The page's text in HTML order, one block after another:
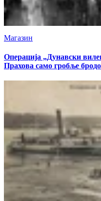
Магазин
Операција „Дунавски
Прахова само гробље